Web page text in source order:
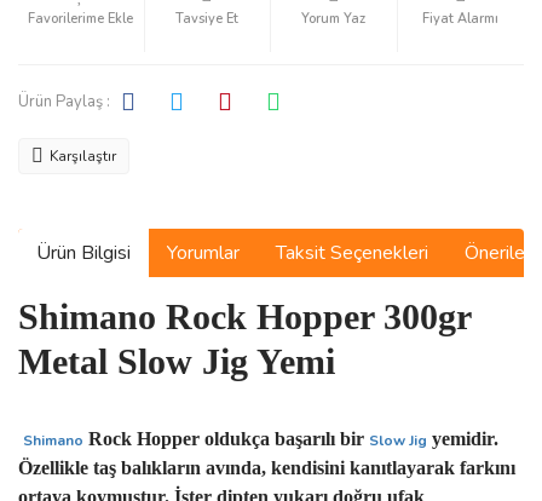
Tavsiye Et Yorum Yaz Fiyat Alarmı
Ürün Paylaş :
Karşılaştır
Ürün Bilgisi Yorumlar Taksit Seçenekleri
Shimano Rock Hopper 300gr
Metal Slow Jig Yemi
Shimano Rock Hopper oldukça başarılı bir Slow Jig yemidir.
Özellikle taş balıkların avında, kendisini kanıtlayarak farkını
ortaya koymuştur. İster dipten yukarı doğru ufak